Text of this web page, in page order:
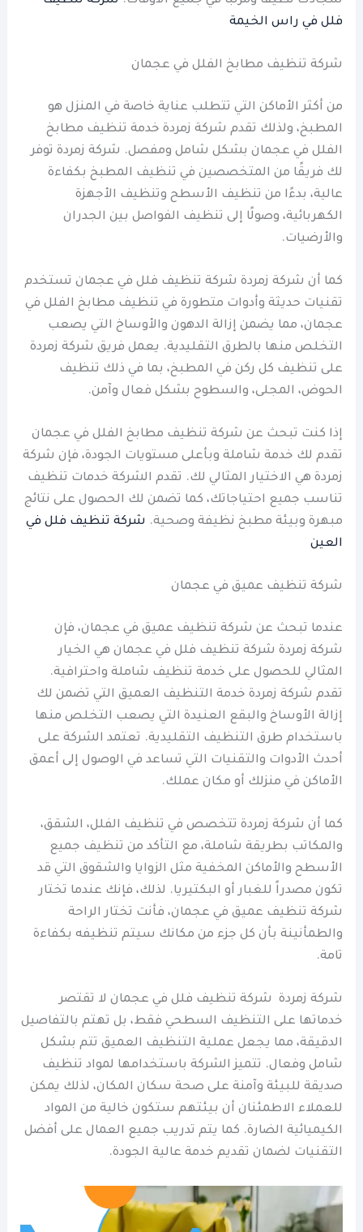
فلل في راس الخيمة
شركة تنظيف مطابخ الفلل في عجمان
من أكثر الأماكن التي تتطلب عناية خاصة في المنزل هو
المطبخ، ولذلك تقدم شركة زمردة خدمة تنظيف مطابخ
الفلل في عجمان بشكل شامل ومفصل. شركة زمردة توفر
لك فريقًا من المتخصصين في تنظيف المطبخ بكفاءة
عالية، بدءًا من تنظيف الأسطح وتنظيف الأجهزة
الكهربائية، وصولًا إلى تنظيف الفواصل بين الجدران
والأرضيات.
كما أن شركة زمردة شركة تنظيف فلل في عجمان تستخدم
تقنيات حديثة وأدوات متطورة في تنظيف مطابخ الفلل في
عجمان، مما يضمن إزالة الدهون والأوساخ التي يصعب
التخلص منها بالطرق التقليدية. يعمل فريق شركة زمردة
على تنظيف كل ركن في المطبخ، بما في ذلك تنظيف
الحوض، المجلى، والسطوح بشكل فعال وآمن.
إذا كنت تبحث عن شركة تنظيف مطابخ الفلل في عجمان
تقدم لك خدمة شاملة وبأعلى مستويات الجودة، فإن شركة
زمردة هي الاختيار المثالي لك. تقدم الشركة خدمات تنظيف
تناسب جميع احتياجاتك، كما تضمن لك الحصول على نتائج
مبهرة وبيئة مطبخ نظيفة وصحية. شركة تنظيف فلل في
العين
شركة تنظيف عميق في عجمان
عندما تبحث عن شركة تنظيف عميق في عجمان، فإن
شركة زمردة شركة تنظيف فلل في عجمان هي الخيار
المثالي للحصول على خدمة تنظيف شاملة واحترافية.
تقدم شركة زمردة خدمة التنظيف العميق التي تضمن لك
إزالة الأوساخ والبقع العنيدة التي يصعب التخلص منها
باستخدام طرق التنظيف التقليدية. تعتمد الشركة على
أحدث الأدوات والتقنيات التي تساعد في الوصول إلى أعمق
الأماكن في منزلك أو مكان عملك.
كما أن شركة زمردة تتخصص في تنظيف الفلل، الشقق،
والمكاتب بطريقة شاملة، مع التأكد من تنظيف جميع
الأسطح والأماكن المخفية مثل الزوايا والشقوق التي قد
تكون مصدراً للغبار أو البكتيريا. لذلك، فإنك عندما تختار
شركة تنظيف عميق في عجمان، فأنت تختار الراحة
والطمأنينة بأن كل جزء من مكانك سيتم تنظيفه بكفاءة
تامة.
شركة زمردة شركة تنظيف فلل في عجمان لا تقتصر
خدماتها على التنظيف السطحي فقط، بل تهتم بالتفاصيل
الدقيقة، مما يجعل عملية التنظيف العميق تتم بشكل
شامل وفعال. تتميز الشركة باستخدامها لمواد تنظيف
صديقة للبيئة وآمنة على صحة سكان المكان، لذلك يمكن
للعملاء الاطمئنان أن بيئتهم ستكون خالية من المواد
الكيميائية الضارة. كما يتم تدريب جميع العمال على أفضل
التقنيات لضمان تقديم خدمة عالية الجودة.